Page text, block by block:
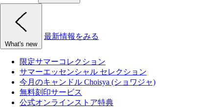
What's new
最新情報をみる
限定サマーコレクション
サマーエッセンシャル セレクション
今月のキャンドル Choisya (ショワジャ)
無料刻印サービス
公式オンラインストア特典